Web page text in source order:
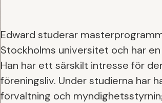
Edward studerar
Stockholms universitet och har
Han har ett särskilt intresse för
föreningsliv. Under studierna har
förvaltning och